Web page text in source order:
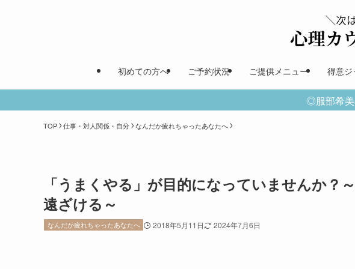
初めての方へ ご予約状況 ご提供メニュー 得意
◎服部希美
TOP 仕事・対人関係・自分 なんだか疲れちゃったあなたへ
「うまくやる」が目的になっていませんか？
遠ざける～
なんだか疲れちゃったあなたへ 2018年5月11日 2024年7月6日